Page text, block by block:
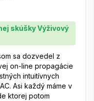
skúšky Výživový
sa dozvedel z
on-line propagácie
intuitívnych
Asi každý máme v
ktorej potom